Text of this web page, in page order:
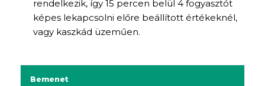
rendelkezik, így 15 percen belül 4 fogyasztót
képes lekapcsolni előre beállított értékeknél,
vagy kaszkád üzeműen.
Bemenet